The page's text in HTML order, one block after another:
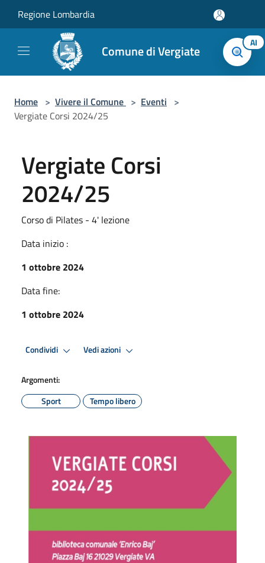
Regione Lombardia
Comune di Vergiate AI
Home > Vivere il Comune > Eventi >
Vergiate Corsi 2024/25
Vergiate Corsi
2024/25
Corso di Pilates - 4' lezione
Data inizio :
1 ottobre 2024
Data fine:
1 ottobre 2024
Condividi Vedi azioni
Argomenti:
Sport
Tempo libero